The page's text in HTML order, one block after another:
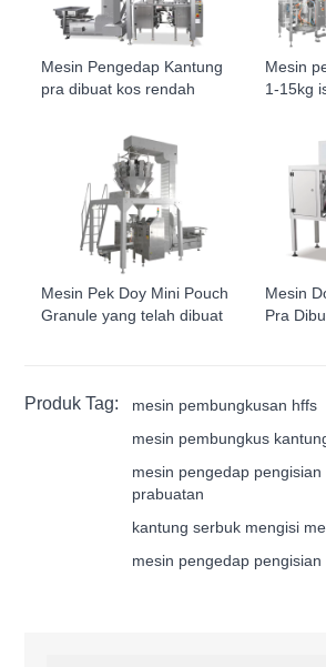
Mesin Pengedap Kantung
pra dibuat kos rendah
Mesin
1-15kg
Mesin Pek Doy Mini Pouch
Granule yang telah dibuat
Mesin
Pra
Produk Tag:
mesin pembungkusan hffs
mesin pembungkus
mesin pengedap pengisian
prabuatan
kantung serbuk mengisi
mesin pengedap